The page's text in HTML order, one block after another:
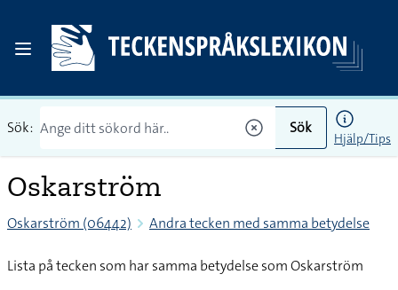
Sök: Sök
Hjälp/Tips
Oskarström
Oskarström (06442) Andra tecken med samma betydelse
Lista på tecken som har samma betydelse som Oskarström